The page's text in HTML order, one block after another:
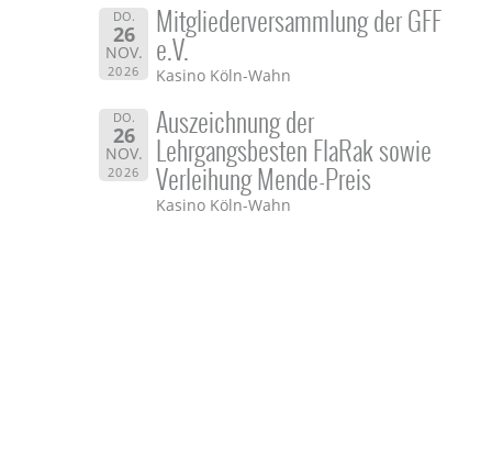
DO.
26
NOV.
2026
Mitgliederversammlung der GFF
e.V.
Kasino Köln-Wahn
DO.
26
NOV.
2026
Auszeichnung der
Lehrgangsbesten FlaRak sowie
Verleihung Mende-Preis
Kasino Köln-Wahn